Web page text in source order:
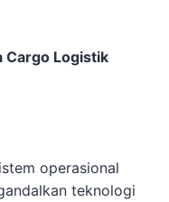
Cargo Logistik
operasional
teknologi